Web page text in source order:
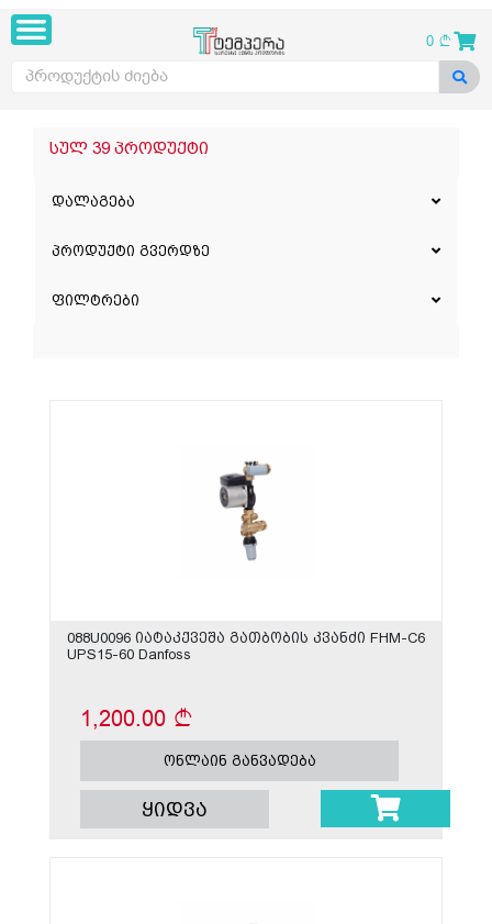
0
სულ 39 პროდუქტი
დალაგება
პროდუქტი გვერდზე
ფილტრები
088U0096 იატაკქვეშა გათბობის კვანძი FHM-C6
UPS15-60 Danfoss
1,200.00
ონლაინ განვადება
ყიდვა